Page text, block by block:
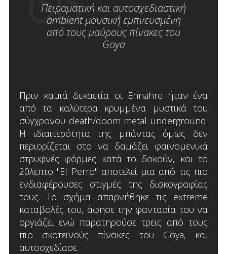
Πειραματική και αυτοσχεδιαστική
ambient μουσική εμπνευσμένη
από τους μαύρους πίνακες του
Goya
Πριν καμιά δεκαετία οι Ehnahre ήταν ένα
από τα καλύτερα κρυμμένα μυστικά του
σύγχρονου death/doom metal underground.
Η ιδιαιτερότητα της μπάντας όμως δεν
περιορίζεται στο να δαμάζει φαινομενικά
στρυφνές φόρμες κατά το δοκούν, και το
20λεπτο "El Perro" αποτελεί μια από τις πιο
ενδιαφέρουσες στιγμές της δισκογραφίας
τους. Το σχήμα απαρνήθηκε τις extreme
καταβολές του, άφησε την φαντασία του να
οργιάζει ενώ παρατηρούσε τρεις από τους
πιο σκοτεινούς πίνακες του Goya, και
αυτοσχεδίασε.